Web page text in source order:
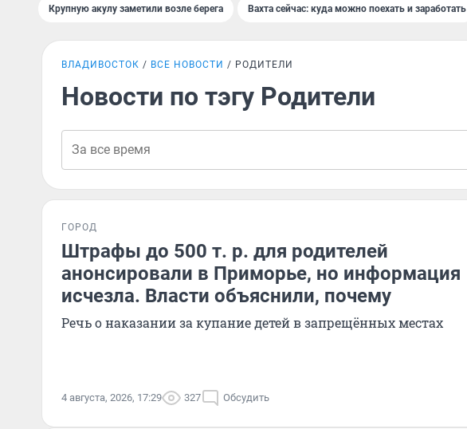
Крупную акулу заметили возле берега Вахта сейчас: куда можно поехать и заработать
ВЛАДИВОСТОК ВСЕ НОВОСТИ РОДИТЕЛИ
Новости по тэгу Родители
ГОРОД
Штрафы до 500 т. р. для родителей
анонсировали в Приморье, но информация
исчезла. Власти объяснили, почему
Речь о наказании за купание детей в запрещённых местах
4 августа, 2026, 17:29 327 Обсудить